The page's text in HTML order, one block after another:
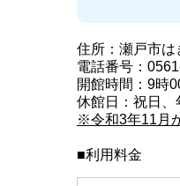
住所：瀬戸市
電話番号：
開館時間：9時
休館日：祝日
※令和3年11月
■利用料金